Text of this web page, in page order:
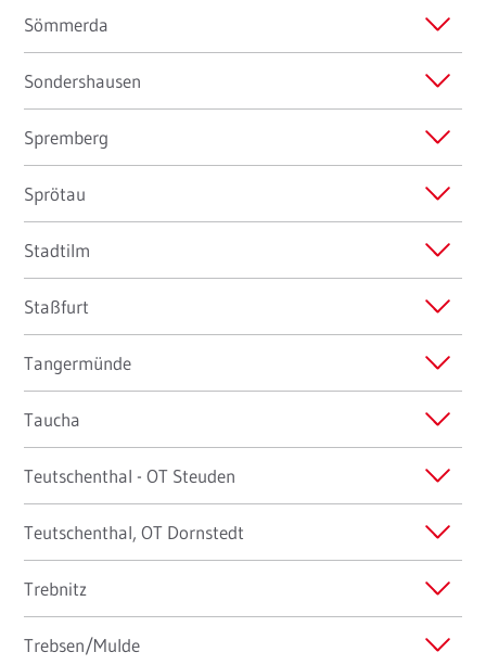
Sömmerda
Sondershausen
Spremberg
Sprötau
Stadtilm
Staßfurt
Tangermünde
Taucha
Teutschenthal - OT Steuden
Teutschenthal, OT Dornstedt
Trebnitz
Trebsen/Mulde